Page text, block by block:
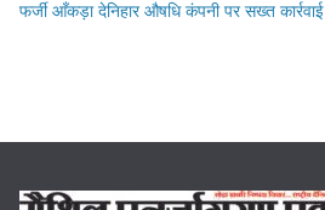
फर्जी आँकड़ा देनिहार औषधि कंपनी पर सख्त कार्रवाई